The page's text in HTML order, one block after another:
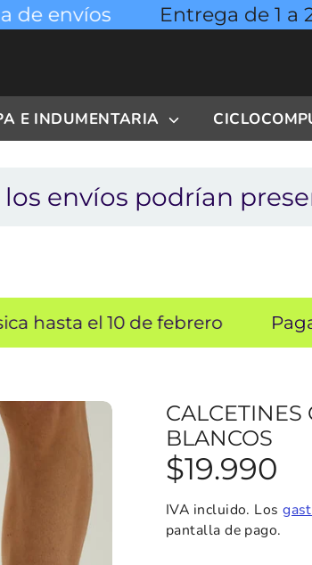
Entrega de 1 a 2
E INDUMENTARIA
podrían presentar
el 10 de febrero Paga hasta
CALCETINES
BLANCOS
$19.990
IVA incluido. Los
pantalla de pago.